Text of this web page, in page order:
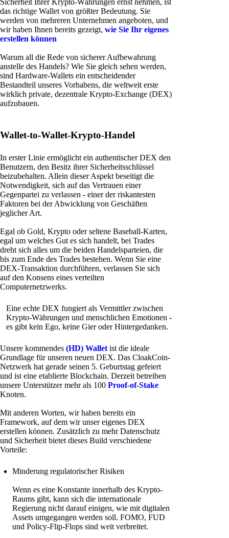
das richtige Wallet von größter Bedeutung. Sie
werden von mehreren Unternehmen angeboten, und
wir haben Ihnen bereits gezeigt, wie Sie Ihr eigenes
erstellen können
Warum all die Rede von sicherer Aufbewahrung
anstelle des Handels? Wie Sie gleich sehen werden,
sind Hardware-Wallets ein entscheidender
Bestandteil unseres Vorhabens, die weltweit erste
wirklich private, dezentrale Krypto-Exchange (DEX)
aufzubauen.
Wallet-to-Wallet-Krypto-Handel
In erster Linie ermöglicht ein authentischer DEX den
Benutzern, den Besitz ihrer Sicherheitsschlüssel
beizubehalten. Allein dieser Aspekt beseitigt die
Notwendigkeit, sich auf das Vertrauen einer
Gegenpartei zu verlassen - einer der riskantesten
Faktoren bei der Abwicklung von Geschäften
jeglicher Art.
Egal ob Gold, Krypto oder seltene Baseball-Karten,
egal um welches Gut es sich handelt, bei Trades
dreht sich alles um die beiden Handelsparteien, die
bis zum Ende des Trades bestehen. Wenn Sie eine
DEX-Transaktion durchführen, verlassen Sie sich
auf den Konsens eines verteilten
Computernetzwerks.
Eine echte DEX fungiert als Vermittler zwischen
Krypto-Währungen und menschlichen Emotionen -
es gibt kein Ego, keine Gier oder Hintergedanken.
Unsere kommendes (HD) Wallet ist die ideale
Grundlage für unseren neuen DEX. Das CloakCoin-
Netzwerk hat gerade seinen 5. Geburtstag gefeiert
und ist eine etablierte Blockchain. Derzeit betreiben
unsere Unterstützer mehr als 100 Proof-of-Stake
Knoten.
Mit anderen Worten, wir haben bereits ein
Framework, auf dem wir unser eigenes DEX
erstellen können. Zusätzlich zu mehr Datenschutz
und Sicherheit bietet dieses Build verschiedene
Vorteile:
Minderung regulatorischer Risiken
Wenn es eine Konstante innerhalb des Krypto-
Raums gibt, kann sich die internationale
Regierung nicht darauf einigen, wie mit digitalen
Assets umgegangen werden soll. FOMO, FUD
und Policy-Flip-Flops sind weit verbreitet.